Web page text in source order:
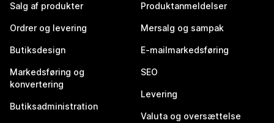
Salg af produkter
Ordrer og levering
Butiksdesign
Markedsføring og
konvertering
Butiksadministration
Produktanmeldelser
Mersalg og sampak
E-mailmarkedsføring
SEO
Levering
Valuta og oversættelse